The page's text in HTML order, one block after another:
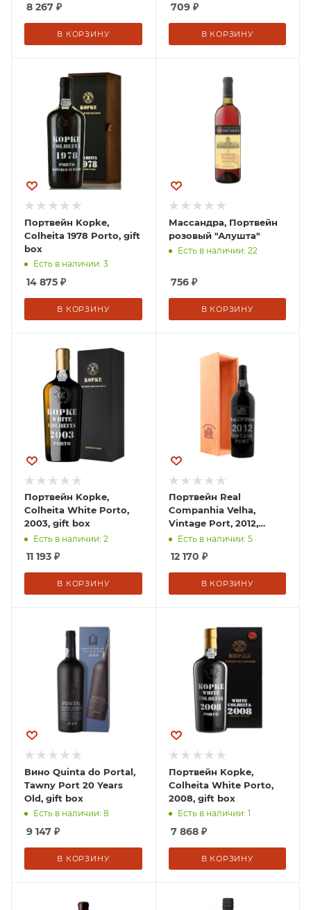
8 267 ₽
В КОРЗИНУ
709₽
В КОРЗИНУ
Портвейн Kopke,
Colheita 1978 Porto, gift
box
Есть в наличии: 3
14 875 ₽
В КОРЗИНУ
Массандра, Портвейн
розовый "Алушта"
Есть в наличии: 22
756₽
В КОРЗИНУ
Портвейн Kopke,
Colheita White Porto,
2003, gift box
Есть в наличии: 2
11 193 ₽
В КОРЗИНУ
Портвейн Real
Companhia Velha,
Vintage Port, 2012,
wooden box
Есть в наличии: 5
12 170 ₽
В КОРЗИНУ
Вино Quinta do Portal,
Tawny Port 20 Years
Old, gift box
Есть в наличии: 8
9 147 ₽
В КОРЗИНУ
Портвейн Kopke,
Colheita White Porto,
2008, gift box
Есть в наличии: 1
7 868₽
В КОРЗИНУ